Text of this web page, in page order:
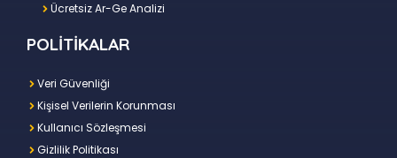
Ücretsiz Ar-Ge Analizi
POLİTİKALAR
Veri Güvenliği
Kişisel Verilerin Korunması
Kullanıcı Sözleşmesi
Gizlilik Politikası